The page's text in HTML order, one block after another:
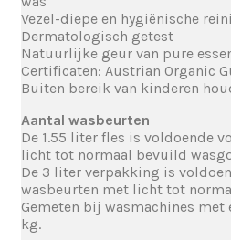
Vezel-diepe en hygiënische
Dermatologisch getest
Natuurlijke geur van pure
Certificaten: Austrian Organic
Buiten bereik van kinderen
Aantal wasbeurten
De 1.55 liter fles is voldoende
licht tot normaal bevuild
De 3 liter verpakking is
wasbeurten met licht tot
Gemeten bij wasmachines met
kg.